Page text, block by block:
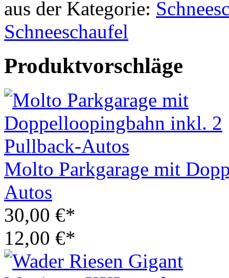
aus der Kategorie:
Schneeschaufel
Produktvorschläge
Molto Parkgarage mit
Autos
30,00 €*
12,00 €*